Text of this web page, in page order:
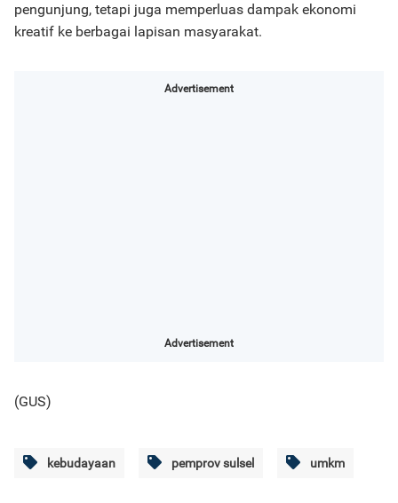
pengunjung, tetapi juga memperluas dampak ekonomi
kreatif ke berbagai lapisan masyarakat.
Advertisement
Advertisement
(GUS)
kebudayaan pemprov sulsel umkm